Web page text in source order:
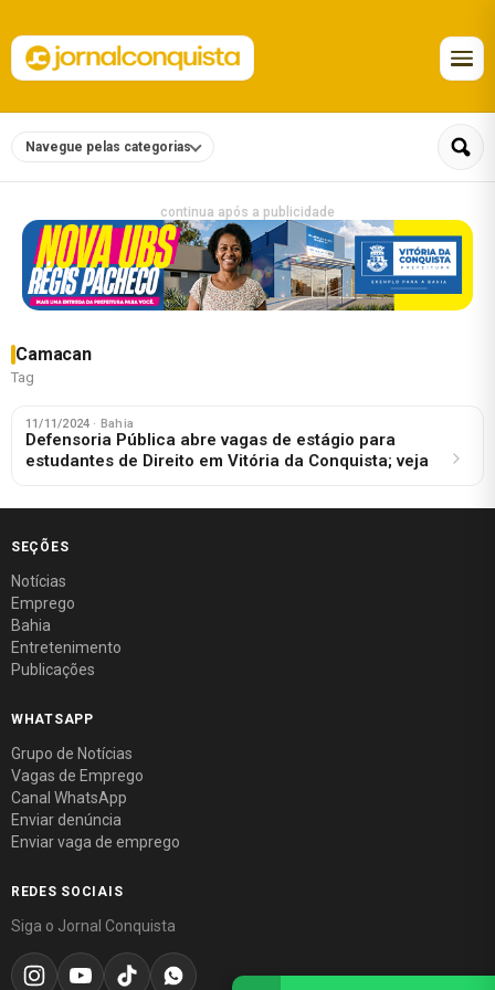
Navegue pelas categorias
continua após a publicidade
Camacan
Tag
11/11/2024 · Bahia
Defensoria Pública abre vagas de estágio para
estudantes de Direito em Vitória da Conquista; veja
SEÇÕES
Notícias
Emprego
Bahia
Entretenimento
Publicações
WHATSAPP
Grupo de Notícias
Vagas de Emprego
Canal WhatsApp
Enviar denúncia
Enviar vaga de emprego
REDES SOCIAIS
Siga o Jornal Conquista